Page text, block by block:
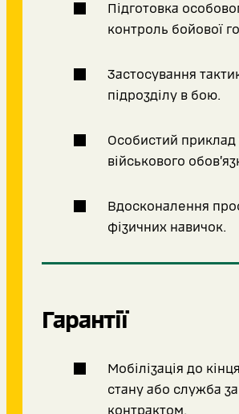
Підготовка
контроль бойової
Застосування
підрозділу в бою.
Особистий приклад
військового
Вдосконалення
фізичних навичок.
Гарантії
Мобілізація до
стану або служба за
контрактом.